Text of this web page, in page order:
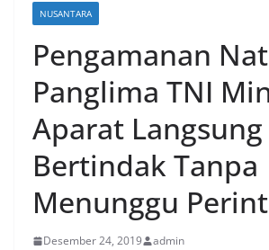
NUSANTARA
Pengamanan
Panglima TNI
Aparat Langsung
Bertindak Tanpa
Menunggu
Desember 24, 2019 admin